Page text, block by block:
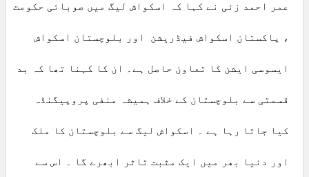
عمر احمد زئی نے کہا کہ اسکواش لیگ میں صوبائی حکومت
، پاکستان اسکواش فیڈریشن اور بلوچستان اسکواش
ایسوسی ایشن کا تعاون حاصل ہے۔ ان کا کہنا تھا کہ بد
قسمتی سے بلوچستان کے خلاف ہمیشہ منفی پروپیگنڈہ
کیا جاتا رہا ہے ۔ اسکواش لیگ سے بلوچستان کا ملک
اور دنیا بھر میں ایک مثبت تاثر ابھرے گا ۔ اس سے